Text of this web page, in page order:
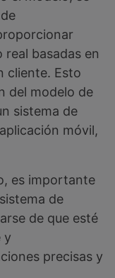
basadas en
cliente. Esto
del modelo de
sistema de
móvil,
es importante
de
de que esté
y
precisas y